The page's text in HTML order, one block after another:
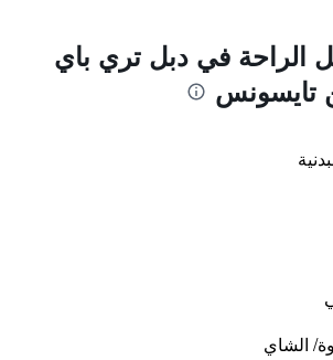
الراحة في دبل تري باي
تايسونس
الشاي